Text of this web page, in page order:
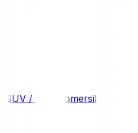
SUV / 4WD
Komersil